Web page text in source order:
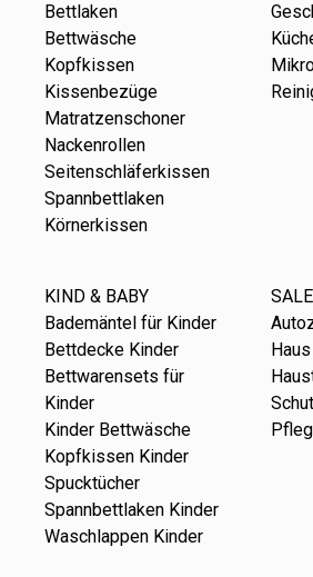
Bettlaken
Bettwäsche
Kopfkissen
Kissenbezüge
Matratzenschoner
Nackenrollen
Seitenschläferkissen
Spannbettlaken
Körnerkissen
KIND & BABY
Bademäntel für Kinder
Bettdecke Kinder
Bettwarensets für
Kinder
Kinder Bettwäsche
Kopfkissen Kinder
Spucktücher
Spannbettlaken Kinder
Waschlappen Kinder
SALE